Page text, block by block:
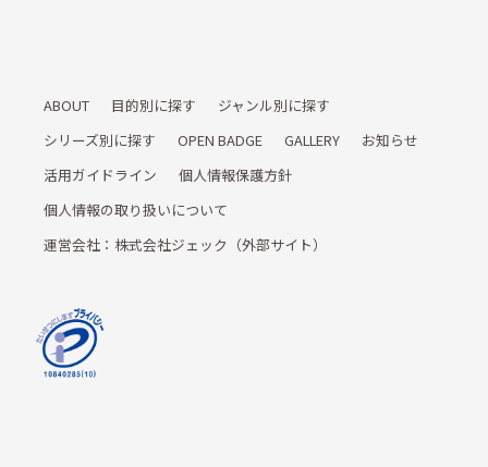
ABOUT 目的別に探す
ジャンル別に探す
シリーズ別に探す
OPEN BADGE GALLERY
お知らせ
活用ガイドライン
個人情報保護方針
個人情報の取り扱いについて
運営会社：株式会社ジェック（外部サイト）